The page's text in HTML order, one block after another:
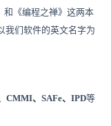
和《编程之禅》这两本
我们软件的英文名字为
CMMI、SAFe、IPD等